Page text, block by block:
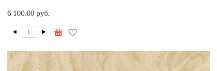
6 100.00 руб.